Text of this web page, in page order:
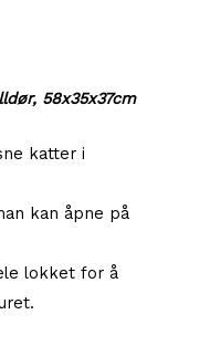
58x35x37cm
katter i
kan åpne på
lokket for å